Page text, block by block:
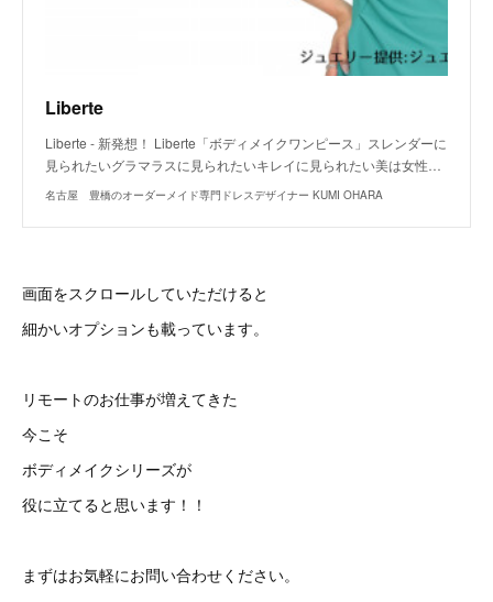
Liberte
Liberte - 新発想！ Liberte「ボディメイクワンピース」スレンダーに
見られたいグラマラスに見られたいキレイに見られたい美は女性…
名古屋 豊橋のオーダーメイド専門ドレスデザイナー KUMI OHARA
画面をスクロールしていただけると
細かいオプションも載っています。
リモートのお仕事が増えてきた
今こそ
ボディメイクシリーズが
役に立てると思います！！
まずはお気軽にお問い合わせください。